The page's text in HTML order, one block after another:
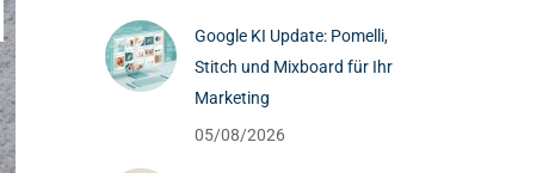
Google KI Update: Pomelli,
Stitch und Mixboard für Ihr
Marketing
05/08/2026